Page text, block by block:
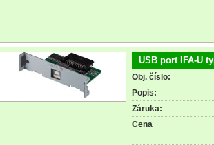
USB port IFA-U
Obj. číslo:
Popis:
Záruka:
Cena